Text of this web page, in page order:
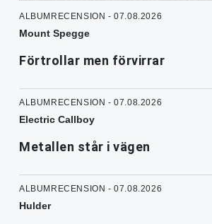
ALBUMRECENSION - 07.08.2026
Mount Spegge
Förtrollar men förvirrar
ALBUMRECENSION - 07.08.2026
Electric Callboy
Metallen står i vägen
ALBUMRECENSION - 07.08.2026
Hulder